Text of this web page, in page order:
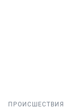
ПРОИСШЕСТВИЯ